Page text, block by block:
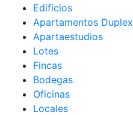
Edificios
Apartamentos Duplex
Apartaestudios
Lotes
Fincas
Bodegas
Oficinas
Locales